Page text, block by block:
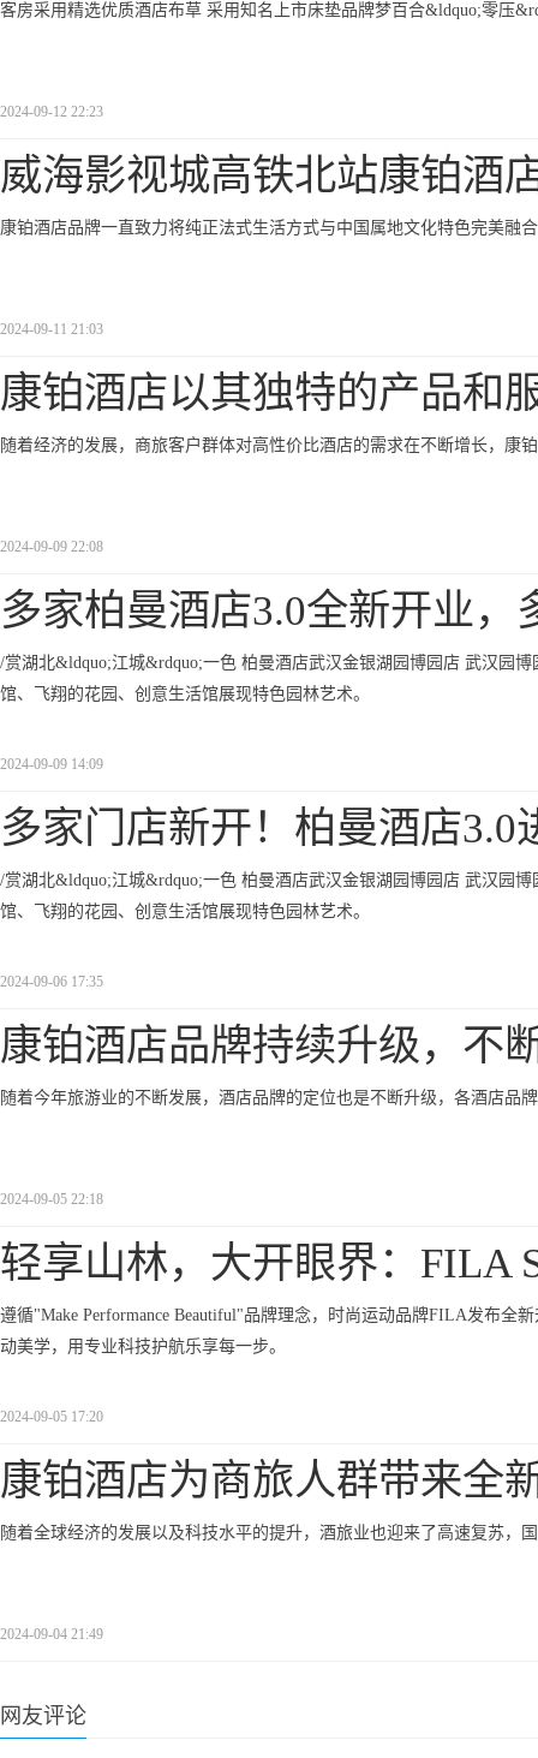
客房采用精选优质酒店布草 采用知名上市床垫品牌梦百合&ldquo;零压
2024-09-12 22:23
威海影视城高铁北站康铂酒
康铂酒店品牌一直致力将纯正法式生活方式与中国属地文化特色完美融
2024-09-11 21:03
康铂酒店以其独特的产品和
随着经济的发展，商旅客户群体对高性价比酒店的需求在不断增长，康
2024-09-09 22:08
多家柏曼酒店3.0全新开业，
/赏湖北&ldquo;江城&rdquo;一色 柏曼酒店武汉金银湖园博园店 武汉园
馆、飞翔的花园、创意生活馆展现特色园林艺术。
2024-09-09 14:09
多家门店新开！柏曼酒店3.0
/赏湖北&ldquo;江城&rdquo;一色 柏曼酒店武汉金银湖园博园店 武汉园
馆、飞翔的花园、创意生活馆展现特色园林艺术。
2024-09-06 17:35
康铂酒店品牌持续升级，不
随着今年旅游业的不断发展，酒店品牌的定位也是不断升级，各酒店品
2024-09-05 22:18
轻享山林，大开眼界：FILA
遵循"Make Performance Beautiful"品牌理念，时尚运动品牌FILA发布全
动美学，用专业科技护航乐享每一步。
2024-09-05 17:20
康铂酒店为商旅人群带来全
随着全球经济的发展以及科技水平的提升，酒旅业也迎来了高速复苏，
2024-09-04 21:49
网友评论